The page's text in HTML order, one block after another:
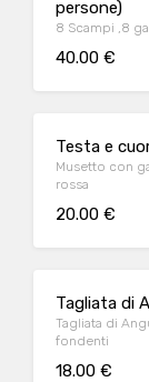
persone)
8 Scampi ,8
40.00 €
Testa e
Musetto con
rossa
20.00 €
Tagliata di
Tagliata di
fondenti
18.00 €